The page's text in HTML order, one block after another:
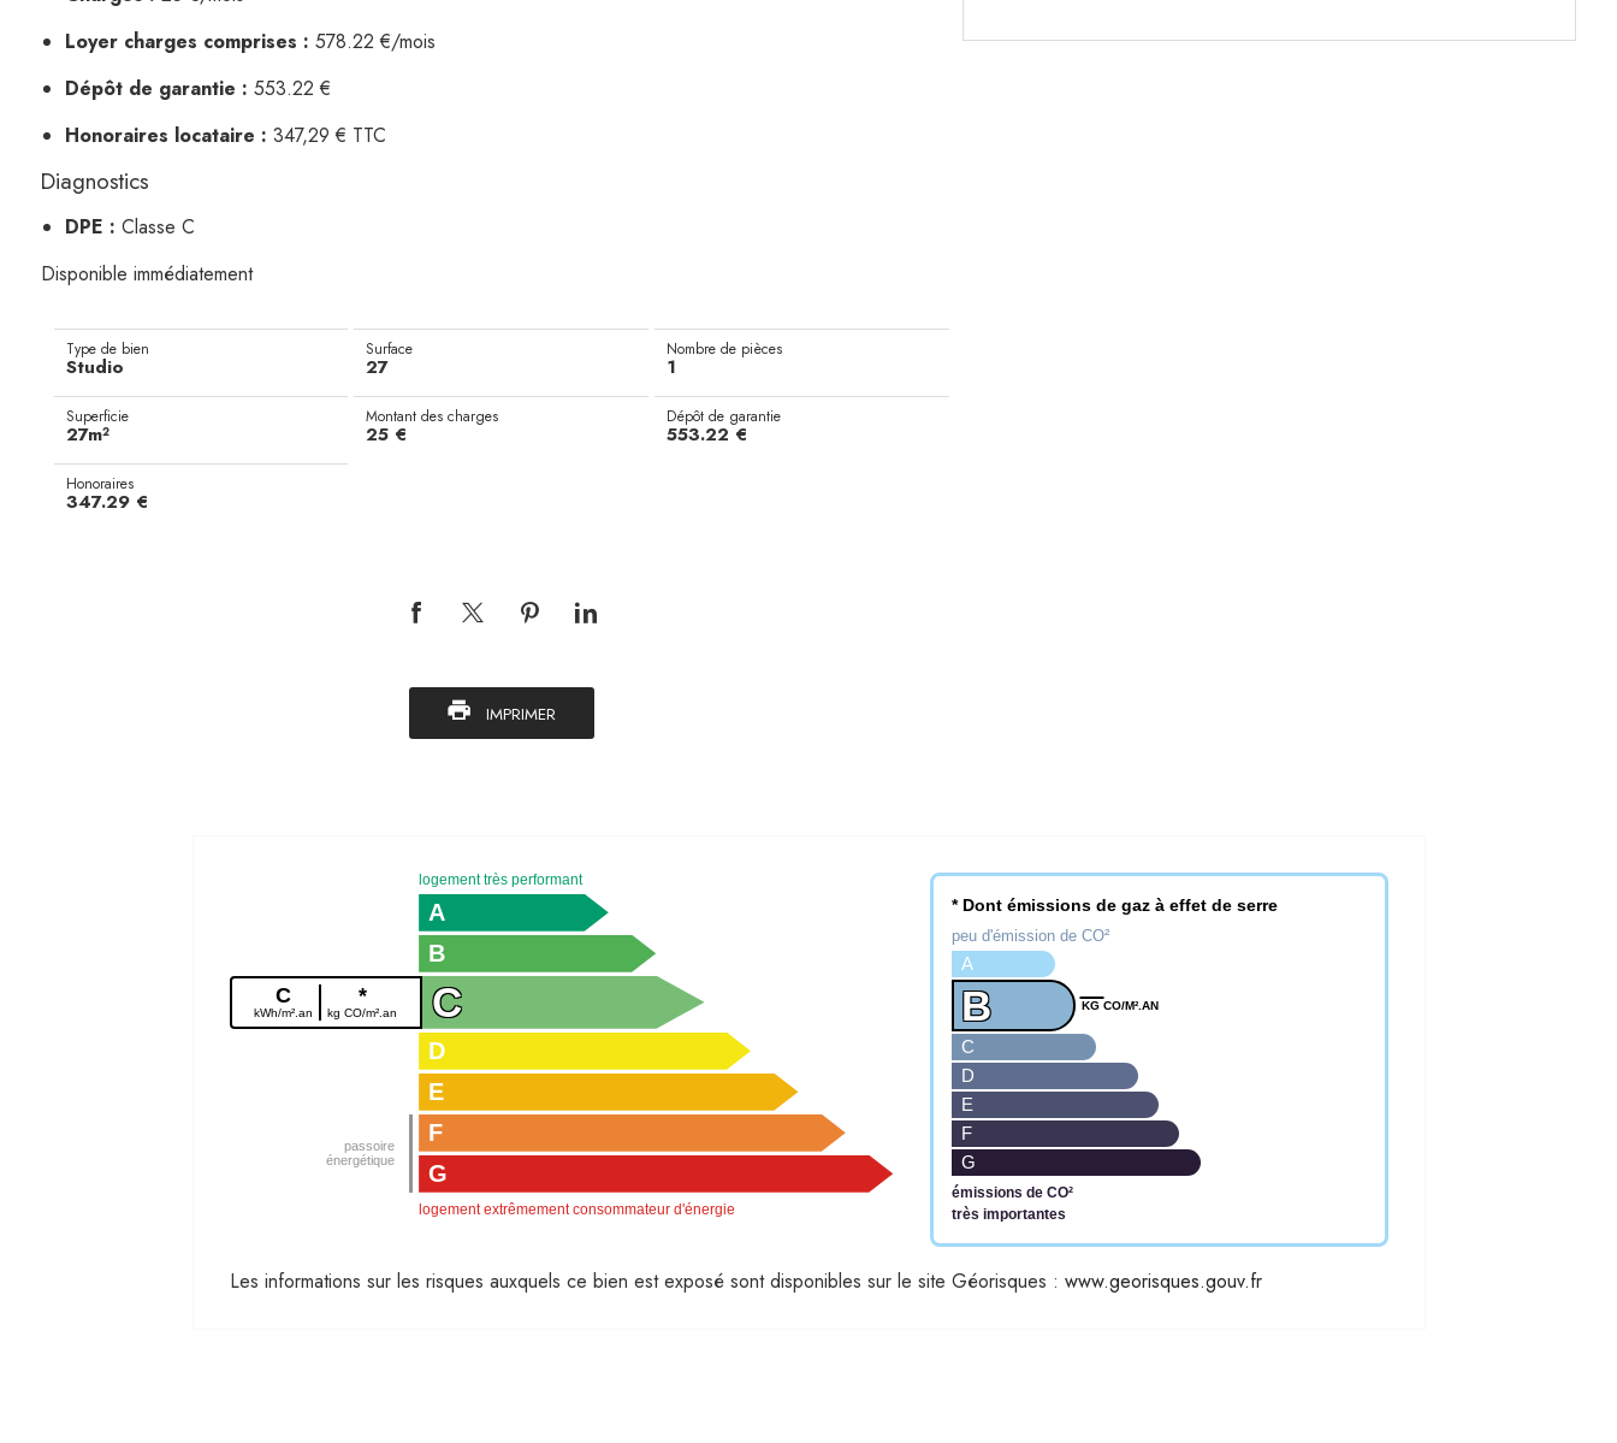
Loyer charges comprises : 578.22 €/mois
Dépôt de garantie : 553.22 €
Honoraires locataire : 347,29 € TTC
Diagnostics
DPE : Classe C
Disponible immédiatement
Type de bien
Studio
Surface
27
Nombre de pièces
1
Superficie
27m²
Montant des charges
25 €
Dépôt de garantie
553.22 €
Honoraires
347.29 €
IMPRIMER
logement très performant
A
B
C
kWh/m².an
*
kg CO/m².an C
D
E
F
G
logement extrêmement consommateur d'énergie
* Dont émissions de gaz à effet de serre
peu d'émission de CO²
A
KG CO/M².AN
B
C
D
E
F
G
émissions de CO²
très importantes
www.georisques.gouv.fr